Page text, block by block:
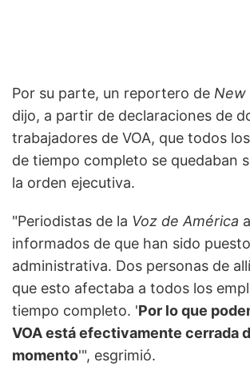
Por su parte, un reportero de New
dijo, a partir de declaraciones de
trabajadores de VOA, que todos
de tiempo completo se quedaban
la orden ejecutiva.
"Periodistas de la Voz de América
informados de que han sido
administrativa. Dos personas de
que esto afectaba a todos los
tiempo completo. 'Por lo que
VOA está efectivamente cerrada
momento'", esgrimió.